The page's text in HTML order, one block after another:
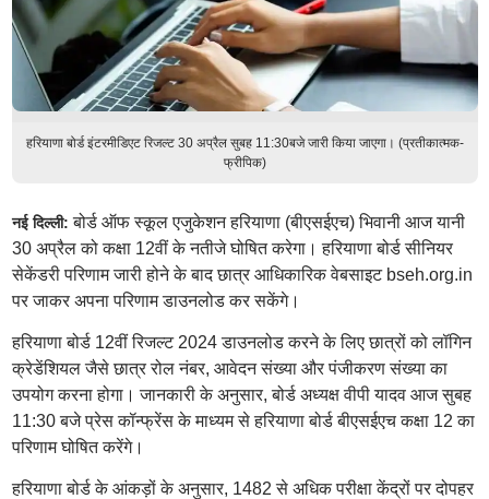
हरियाणा बोर्ड इंटरमीडिएट रिजल्ट 30 अप्रैल सुबह 11:30बजे जारी किया जाएगा। (प्रतीकात्मक-
फ्रीपिक)
नई दिल्ली: बोर्ड ऑफ स्कूल एजुकेशन हरियाणा (बीएसईएच) भिवानी आज यानी
30 अप्रैल को कक्षा 12वीं के नतीजे घोषित करेगा। हरियाणा बोर्ड सीनियर
सेकेंडरी परिणाम जारी होने के बाद छात्र आधिकारिक वेबसाइट bseh.org.in
पर जाकर अपना परिणाम डाउनलोड कर सकेंगे।
हरियाणा बोर्ड 12वीं रिजल्ट 2024 डाउनलोड करने के लिए छात्रों को लॉगिन
क्रेडेंशियल जैसे छात्र रोल नंबर, आवेदन संख्या और पंजीकरण संख्या का
उपयोग करना होगा। जानकारी के अनुसार, बोर्ड अध्यक्ष वीपी यादव आज सुबह
11:30 बजे प्रेस कॉन्फ्रेंस के माध्यम से हरियाणा बोर्ड बीएसईएच कक्षा 12 का
परिणाम घोषित करेंगे।
हरियाणा बोर्ड के आंकड़ों के अनुसार, 1482 से अधिक परीक्षा केंद्रों पर दोपहर